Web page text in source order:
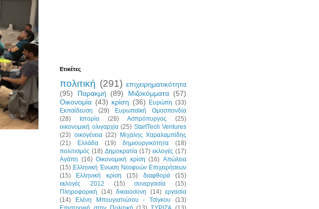
Ετικέτες
πολιτική (291) επιχειρηματικότητα
(95)
Παρακμή (89) Μιζοκόμματα (57)
Οικονομία (43) κρίση (36) Ευρώπη (33)
Εκπαίδευση
(29)
Ευρωπαϊκή Ομοσπονδία
(28)
Ιστορία (28) Ασπρόπυργος
(25)
οικονομική ολιγαρχία (25) StartTech Ventures
(23) οικογένεια (22) Μιχάλης Χαραλαμπίδης
(21)
Ελλάδα (19) δημιουργικότητα
(18)
πολιτισμός (18) Δημοκρατία (17) εκλογές (17)
Αγάπη (16) Οικονομική κρίση (16) Απώλεια
(15) Ελληνική Ένωση Νεοφυών Επιχειρήσεων
(15)
Ελληνική κρίση (15) διαφθορά
(15)
εκλογές 2012
(15) συνεργασία
(15)
Πληροφορική
(14) δικαιοσύνη (14) εργασία
(14)
Ελένη Μπουγιατιώτου - Τσίγκου
(13)